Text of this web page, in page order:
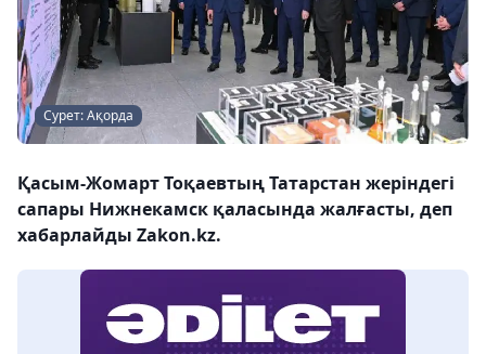
Сурет: Ақорда
Қасым-Жомарт Тоқаевтың Татарстан жеріндегі
сапары Нижнекамск қаласында жалғасты, деп
хабарлайды Zakon.kz.